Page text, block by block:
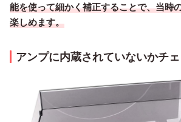
能を使って細かく補正することで、当時
楽しめます。
アンプに内蔵されていないかチ